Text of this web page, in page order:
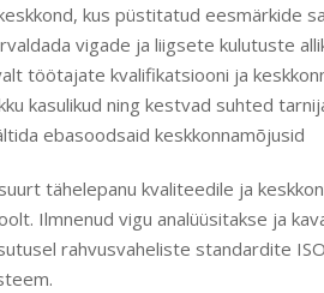
kus püstitatud eesmärkide
vigade ja liigsete kulutuste
töötajate kvalifikatsiooni ja
kasulikud ning kestvad suhted
ebasoodsaid keskkonnamõjusid
tähelepanu kvaliteedile ja
Ilmnenud vigu analüüsitakse ja
rahvusvaheliste standardite